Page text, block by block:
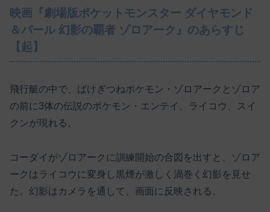
映画『劇場版ポケットモンスター ダイヤモンド
＆パール 幻影の覇者 ゾロアーク』のあらすじ
【起】
飛行艇の中で、ばけぎつねポケモン・ゾロアークとゾロア
の前に3体の伝説のポケモン・エンテイ、ライコウ、スイ
クンが現れる。
コーダイがゾロアークに訓練開始の合図を出すと、ゾロア
ークはライコウに変身し黒煙が激しく渦巻く幻影を見せ
た。幻影はカメラを通して、画面に反映される。